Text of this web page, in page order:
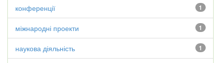
1
конференції
1
міжнародні проекти
1
наукова діяльність